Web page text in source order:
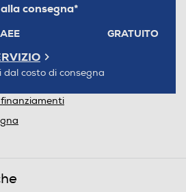
consegna*
GRATUITO
dal costo di consegna